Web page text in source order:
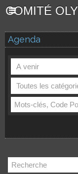
COMITÉ
Agenda